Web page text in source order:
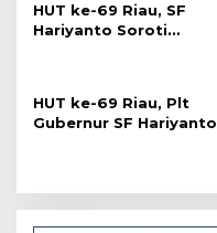
s
HUT ke-69 Riau, SF
Hariyanto Soroti
HUT ke-69 Riau, Plt
Gubernur SF Hariyanto